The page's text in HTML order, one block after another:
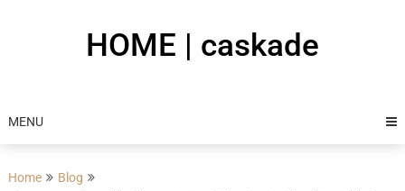
HOME | caskade
MENU
Home
Blog